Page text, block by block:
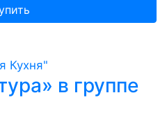
Кухня"
в группе